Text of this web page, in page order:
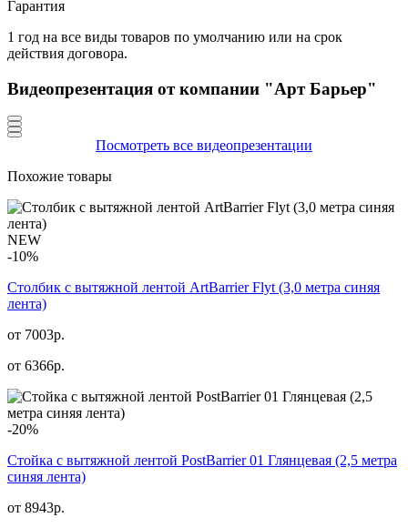
Гарантия
1 год на все виды товаров по умолчанию или на срок
действия договора.
Видеопрезентация от компании "Арт Барьер"
Посмотреть все видеопрезентации
Похожие товары
NEW
-10%
Столбик с вытяжной лентой ArtBarrier Flyt (3,0 метра синяя
лента)
от 7003р.
от 6366р.
-20%
Стойка с вытяжной лентой PostBarrier 01 Глянцевая (2,5 метра
синяя лента)
от 8943р.